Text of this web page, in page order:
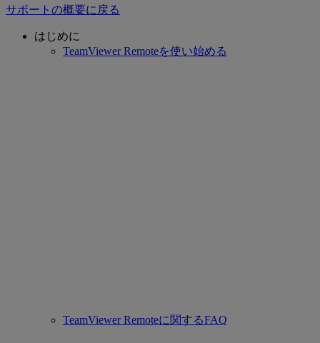
サポートの概要に戻る
はじめに
TeamViewer Remoteを使い始める
TeamViewer Remoteに関するFAQ